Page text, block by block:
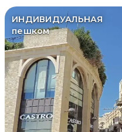
ИНДИВИДУАЛЬНАЯ
пешком